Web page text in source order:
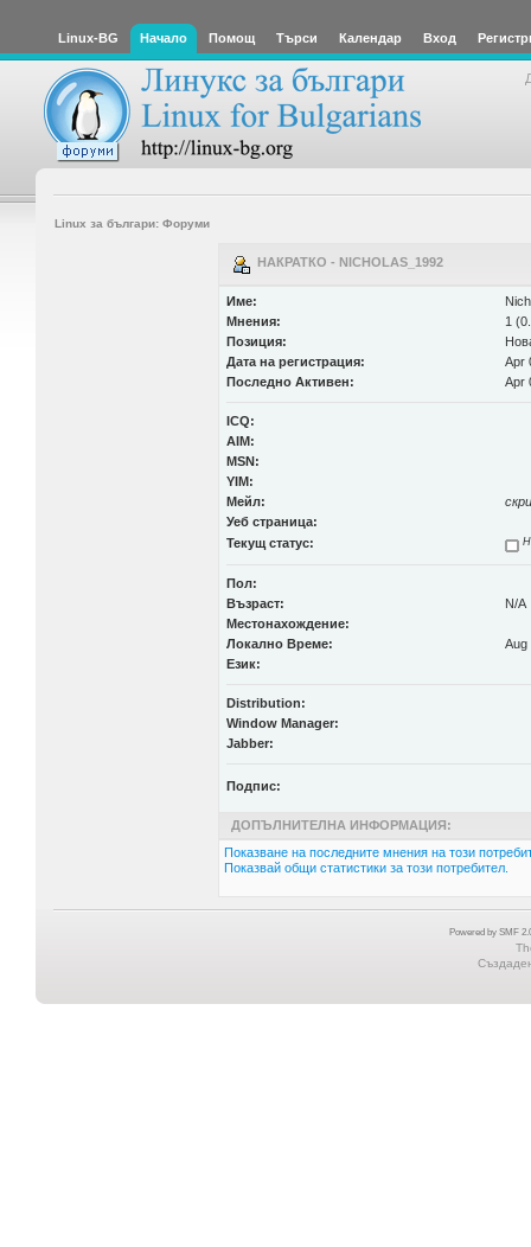
Linux-BG Начало Помощ Търси Календар Вход
Linux за българи: Форуми
НАКРАТКО - NICHOLAS_1992
Име:
Мнения:
1
Позиция:
Дата на регистрация:
Apr
Последно Активен:
Apr
ICQ:
AIM:
MSN:
YIM:
Мейл:
Уеб страница:
Текущ статус:
Пол:
Възраст:
N/A
Местонахождение:
Локално Време:
Aug
Език:
Distribution:
Window Manager:
Jabber:
Подпис:
ДОПЪЛНИТЕЛНА ИНФОРМАЦИЯ:
Показване на последните мнения на този
Показвай общи статистики за този потребител.
Powered by SMF